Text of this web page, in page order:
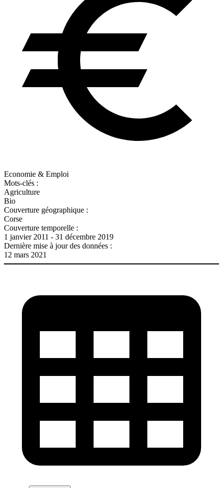
Economie & Emploi
Mots-clés :
Agriculture
Bio
Couverture géographique :
Corse
Couverture temporelle :
1 janvier 2011 - 31 décembre 2019
Dernière mise à jour des données :
12 mars 2021